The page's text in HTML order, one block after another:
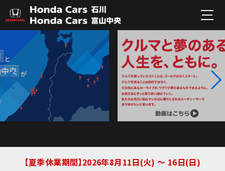
夏季休業期間 2026年8月11日(火) ～ 16日(日)